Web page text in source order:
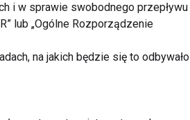
i w sprawie swobodnego przepływu
lub „Ogólne Rozporządzenie
na jakich będzie się to odbywało